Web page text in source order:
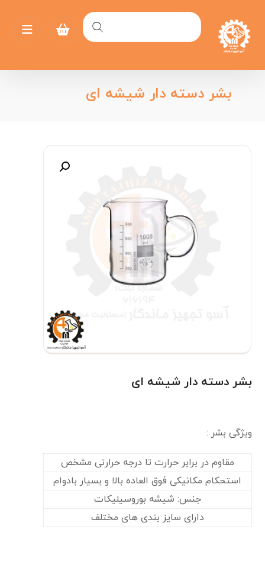
بشر دسته دار شیشه ای
بشر دسته دار شیشه ای
ویژگی بشر :
مقاوم در برابر حرارت تا درجه حرارتی مشخص
استحکام مکانیکی فوق العاده بالا و بسیار بادوام
جنس: شیشه بوروسیلیکات
دارای سایز بندی های مختلف